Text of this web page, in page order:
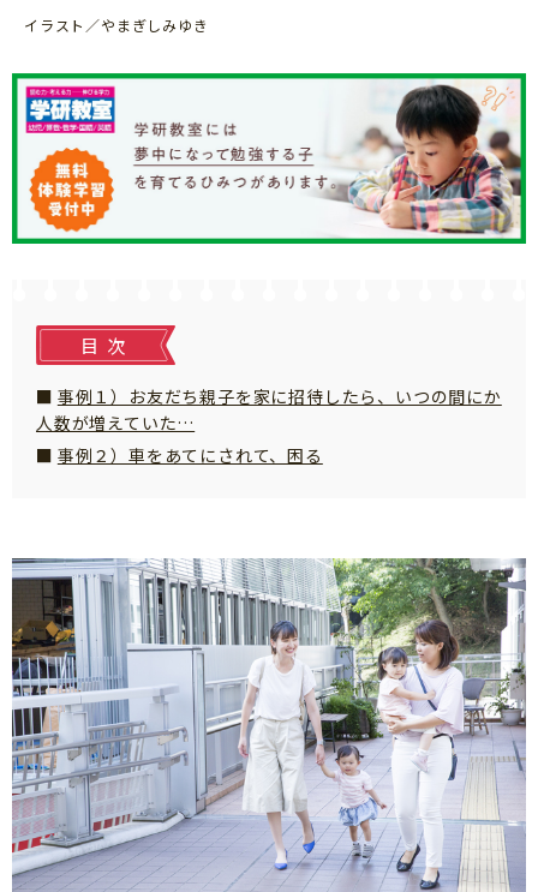
科学・プログラミング
教育・学習
絵本・読み聞かせ
自由研究・工作
運動・あそび・ゲーム
英語
習い事
住まい
行事・イベント
トラブル
親子でいっしょに
人間関係
家族
料理
マネー
健康
こそだてマンガ
イラスト／やまぎしみゆき
目次
事例１）お友だち親子を家に招待したら、いつの間にか
人数が増えていた…
事例２）車をあてにされて、困る